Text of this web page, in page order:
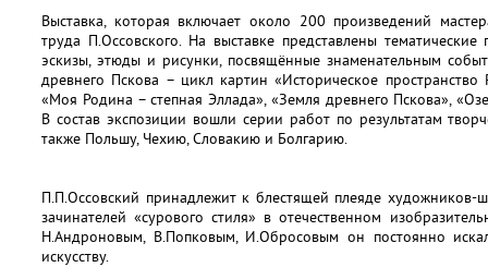
Выставка, которая включает около 200 произведений
труда П.Оссовского. На выставке представлены
эскизы, этюды и рисунки, посвящённые знаменательным
древнего Пскова – цикл картин «Историческое
«Моя Родина – степная Эллада», «Земля древнего Пскова»,
В состав экспозиции вошли серии работ по результатам
также Польшу, Чехию, Словакию и Болгарию.
П.П.Оссовский принадлежит к блестящей плеяде художников-
зачинателей «сурового стиля» в отечественном
Н.Андроновым, В.Попковым, И.Обросовым он постоянно
искусству.